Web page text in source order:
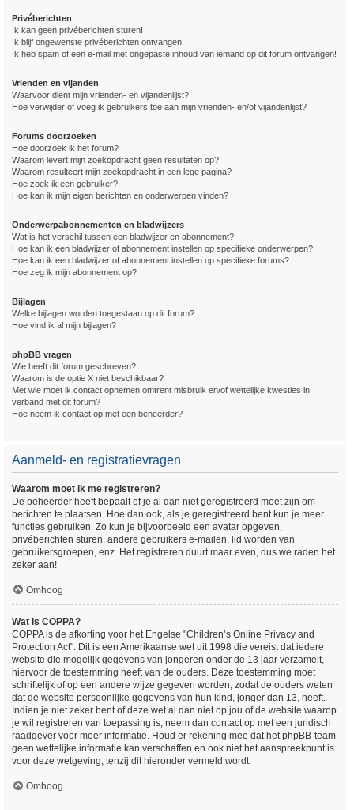
Privéberichten
Ik kan geen privéberichten sturen!
Ik blijf ongewenste privéberichten ontvangen!
Ik heb spam of een e-mail met ongepaste inhoud van iemand op dit forum ontvangen!
Vrienden en vijanden
Waarvoor dient mijn vrienden- en vijandenlijst?
Hoe verwijder of voeg ik gebruikers toe aan mijn vrienden- en/of vijandenlijst?
Forums doorzoeken
Hoe doorzoek ik het forum?
Waarom levert mijn zoekopdracht geen resultaten op?
Waarom resulteert mijn zoekopdracht in een lege pagina?
Hoe zoek ik een gebruiker?
Hoe kan ik mijn eigen berichten en onderwerpen vinden?
Onderwerpabonnementen en bladwijzers
Wat is het verschil tussen een bladwijzer en abonnement?
Hoe kan ik een bladwijzer of abonnement instellen op specifieke onderwerpen?
Hoe kan ik een bladwijzer of abonnement instellen op specifieke forums?
Hoe zeg ik mijn abonnement op?
Bijlagen
Welke bijlagen worden toegestaan op dit forum?
Hoe vind ik al mijn bijlagen?
phpBB vragen
Wie heeft dit forum geschreven?
Waarom is de optie X niet beschikbaar?
Met wie moet ik contact opnemen omtrent misbruik en/of wettelijke kwesties in
verband met dit forum?
Hoe neem ik contact op met een beheerder?
Aanmeld- en registratievragen
Waarom moet ik me registreren?
De beheerder heeft bepaalt of je al dan niet geregistreerd moet zijn om
berichten te plaatsen. Hoe dan ook, als je geregistreerd bent kun je meer
functies gebruiken. Zo kun je bijvoorbeeld een avatar opgeven,
privéberichten sturen, andere gebruikers e-mailen, lid worden van
gebruikersgroepen, enz. Het registreren duurt maar even, dus we raden het
zeker aan!
Omhoog
Wat is COPPA?
COPPA is de afkorting voor het Engelse "Children’s Online Privacy and
Protection Act". Dit is een Amerikaanse wet uit 1998 die vereist dat iedere
website die mogelijk gegevens van jongeren onder de 13 jaar verzamelt,
hiervoor de toestemming heeft van de ouders. Deze toestemming moet
schriftelijk of op een andere wijze gegeven worden, zodat de ouders weten
dat de website persoonlijke gegevens van hun kind, jonger dan 13, heeft.
Indien je niet zeker bent of deze wet al dan niet op jou of de website waarop
je wil registreren van toepassing is, neem dan contact op met een juridisch
raadgever voor meer informatie. Houd er rekening mee dat het phpBB-team
geen wettelijke informatie kan verschaffen en ook niet het aanspreekpunt is
voor deze wetgeving, tenzij dit hieronder vermeld wordt.
Omhoog